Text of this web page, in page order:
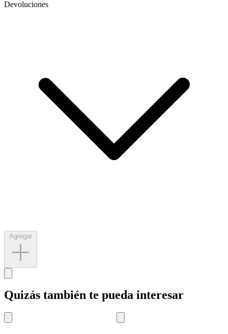
Devoluciones
Quizás también te pueda interesar